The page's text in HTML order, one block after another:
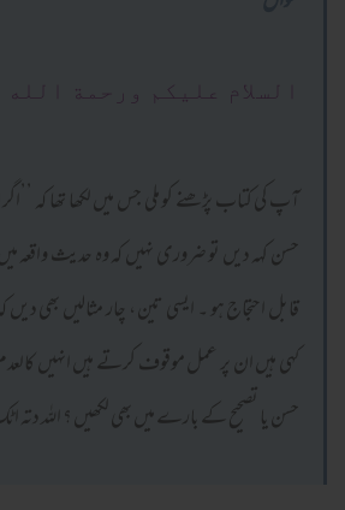
السلام عليكم ورحمة
آپ کی کتاب پڑھنے کو ملی جس میں لکھا تھا کہ
حسن کہہ دیں تو ضروری نہیں کہ وہ حدیث واقعہ
قابل احتجاج ہو ۔ ایسی تین ، چار مثالیں بھی
کہی ہیں ان پر عمل موقوف کرتے ہیں انہیں
حسن یا تصحیح کے بارے میں بھی لکھیں ؟ اللہ دتہ